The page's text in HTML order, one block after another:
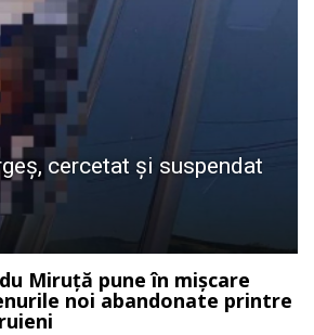
cercetat și suspendat
Miruță pune în mișcare
noi abandonate printre